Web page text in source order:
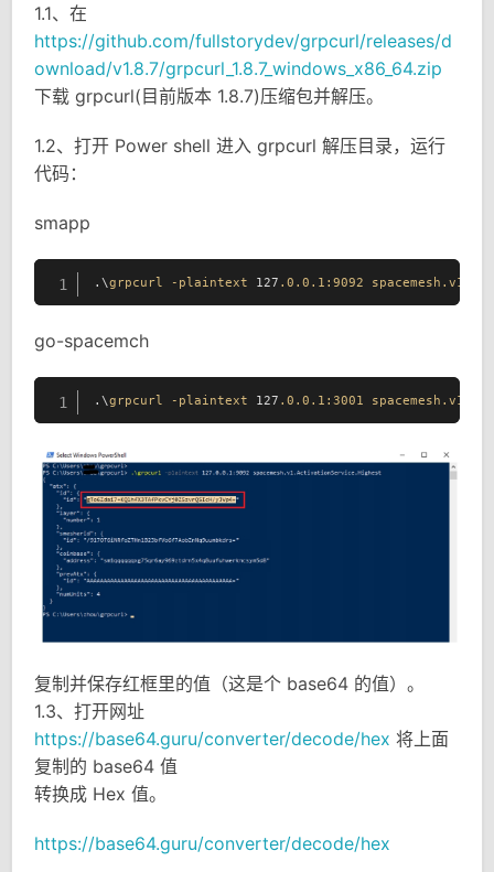
1.1、在
https://github.com/fullstorydev/grpcurl/releases/d
ownload/v1.8.7/grpcurl_1.8.7_windows_x86_64.zip
下载 grpcurl(目前版本 1.8.7)压缩包并解压。
1.2、打开 Power shell 进入 grpcurl 解压目录，运行
代码：
smapp
1 .\grpcurl -plaintext 127 .0 .0 .1 :9092 spacemesh .v1
go-spacemch
1 .\grpcurl -plaintext 127 .0 .0 .1 :3001 spacemesh .v1
复制并保存红框里的值（这是个 base64 的值）。
1.3、打开网址
https://base64.guru/converter/decode/hex 将上面
复制的 base64 值
转换成 Hex 值。
https://base64.guru/converter/decode/hex